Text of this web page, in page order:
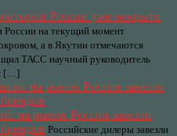
России уже покрыто
России на текущий момент
а в Якутии отмечаются
ТАСС научный руководитель
[…]
на рынок России завезли
Российские дилеры завезли